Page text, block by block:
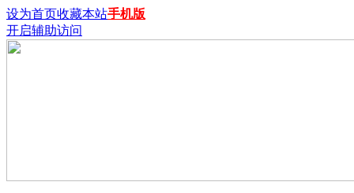
设为首页收藏本站手机版
开启辅助访问